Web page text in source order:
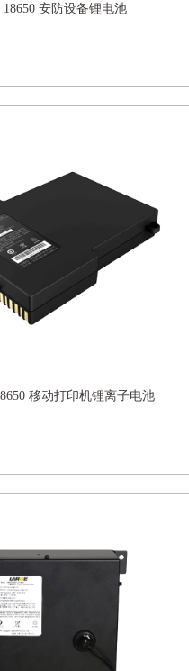
18650 安防设备锂电池
移动打印机锂离子电池